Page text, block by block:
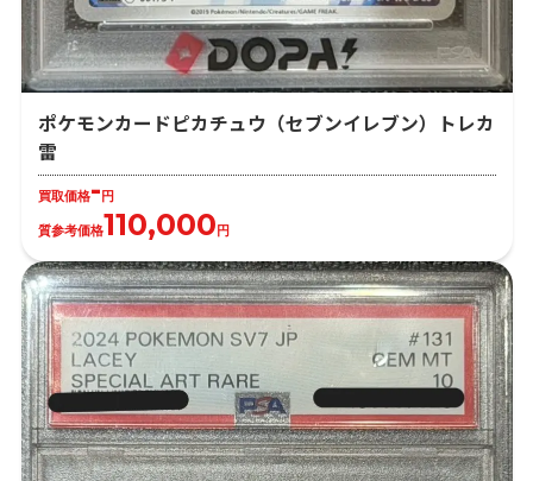
ポケモンカードピカチュウ（セブンイレブン）トレカ
雷
買取価格-円
質参考価格110,000円